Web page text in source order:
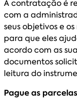
A contratação é
com a
seus objetivos e
para que eles
acordo com as
documentos
leitura do
Pague as